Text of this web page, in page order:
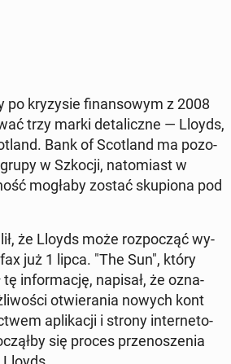
po kry­zy­sie fi­nan­so­wym z 2008
trzy marki de­ta­licz­ne — Lloyds,
Bank of Sco­tland ma po­zo­
w Szkocji, na­to­miast w
mogłaby zostać sku­pio­na pod
że Lloyds może roz­po­cząć wy­
już 1 lipca. "The Sun", który
tę in­for­ma­cję, napisał, że ozna­
otwie­ra­nia nowych kont
apli­ka­cji i strony in­ter­ne­to­
się proces prze­no­sze­nia